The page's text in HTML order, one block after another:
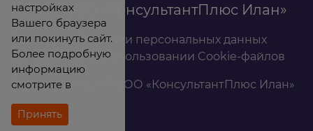
© 2026 ООО «КонсультантПлюс Илан»
Политика обработки персональных данных
Соглашение об использовании Cookie-файлов
Результаты СОУТ ООО «КонсультантПлюс Илан»
настройках
Вашего браузера
или покинуть сайт.
Более подробную
информацию
смотрите в
Принять